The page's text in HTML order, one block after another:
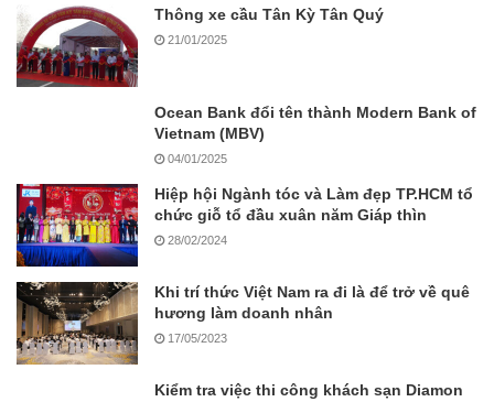
Thông xe cầu Tân Kỳ Tân Quý
21/01/2025
Ocean Bank đổi tên thành Modern Bank of
Vietnam (MBV)
04/01/2025
Hiệp hội Ngành tóc và Làm đẹp TP.HCM tổ
chức giỗ tổ đầu xuân năm Giáp thìn
28/02/2024
Khi trí thức Việt Nam ra đi là để trở về quê
hương làm doanh nhân
17/05/2023
Kiểm tra việc thi công khách sạn Diamon